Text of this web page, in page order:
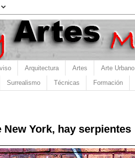
Arquitectura Artes Arte Urbano
Surrealismo Técnicas Formación
New York, hay serpientes